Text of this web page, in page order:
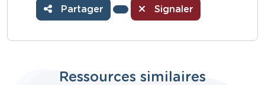
Partager Signaler
Ressources similaires